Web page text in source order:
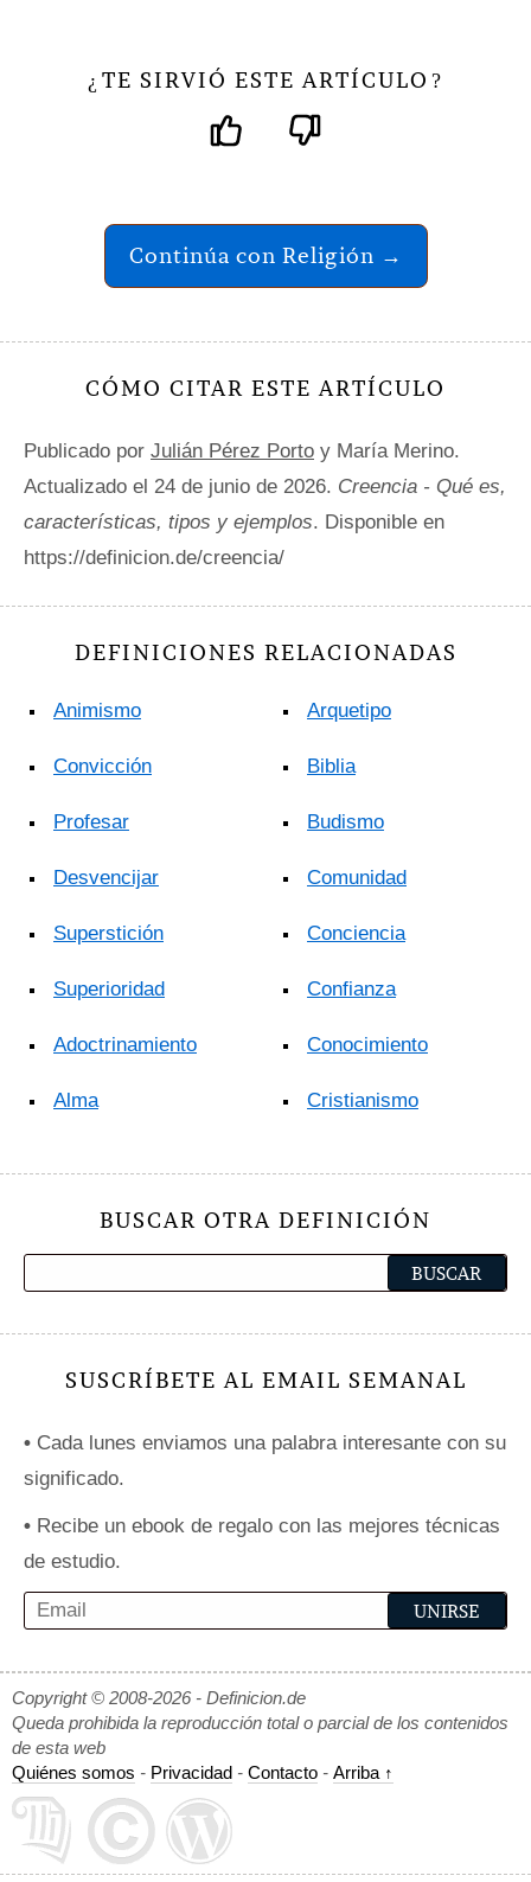
¿ TE SIRVIÓ ESTE ARTÍCULO ?
Continúa con Religión →
CÓMO CITAR ESTE ARTÍCULO
Publicado por Julián Pérez Porto y María Merino.
Actualizado el 24 de junio de 2026. Creencia - Qué es,
características, tipos y ejemplos. Disponible en
https://definicion.de/creencia/
DEFINICIONES RELACIONADAS
Animismo
Convicción
Profesar
Desvencijar
Superstición
Superioridad
Adoctrinamiento
Alma
Arquetipo
Biblia
Budismo
Comunidad
Conciencia
Confianza
Conocimiento
Cristianismo
BUSCAR OTRA DEFINICIÓN
SUSCRÍBETE AL EMAIL SEMANAL
• Cada lunes enviamos una palabra interesante con su
significado.
• Recibe un ebook de regalo con las mejores técnicas
de estudio.
Copyright © 2008-2026 - Definicion.de
Queda prohibida la reproducción total o parcial de los contenidos
de esta web
Quiénes somos - Privacidad - Contacto - Arriba ↑